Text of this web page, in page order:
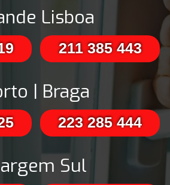
Lisboa
211 385 443
| Braga
223 285 444
Sul